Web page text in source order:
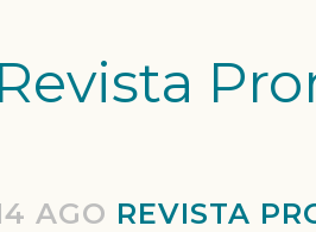
Revista
AGO REVISTA